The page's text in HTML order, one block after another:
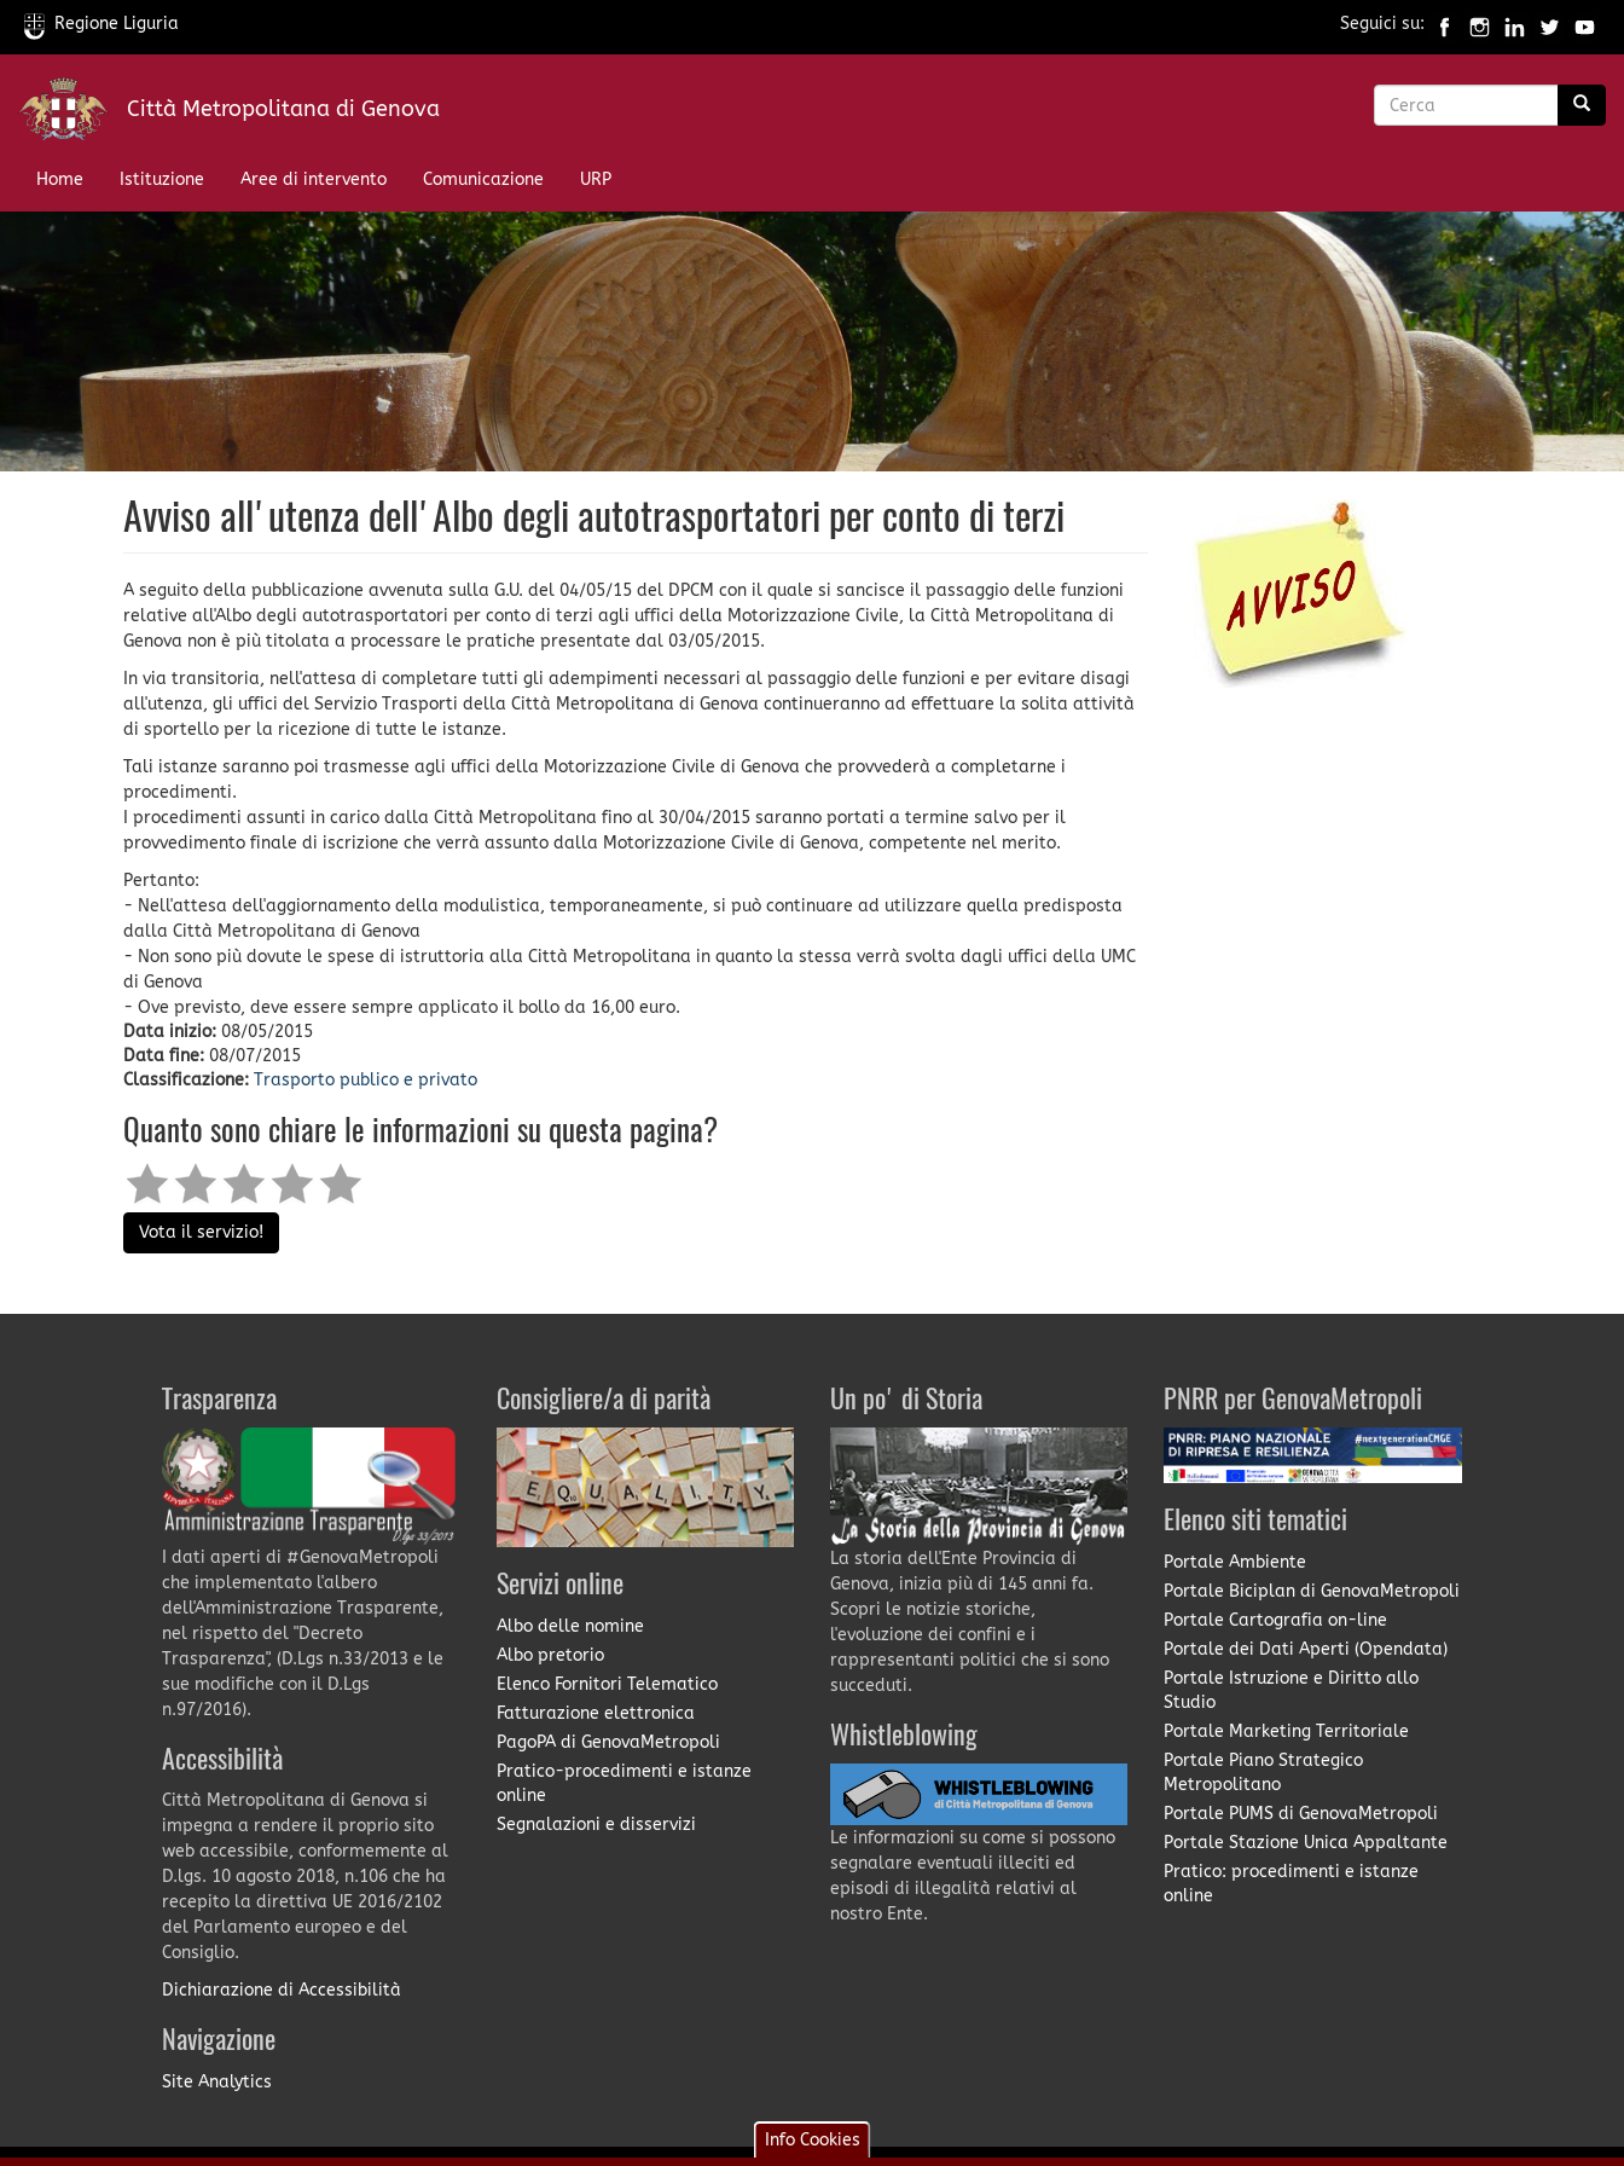
Salta
contenuto
Regione Liguria Seguici su:
Città Metropolitana di Genova
Form
Home
Istituzione Aree di intervento Comunicazione URP
Avviso all'utenza dell'Albo degli autotrasportatori per conto di terzi
A seguito della pubblicazione avvenuta sulla G.U. del 04/05/15 del DPCM con il quale si sancisce il passaggio delle funzioni
relative all'Albo degli autotrasportatori per conto di terzi agli uffici della Motorizzazione Civile, la Città Metropolitana di
Genova non è più titolata a processare le pratiche presentate dal 03/05/2015.
In via transitoria, nell'attesa di completare tutti gli adempimenti necessari al passaggio delle funzioni e per evitare disagi
all'utenza, gli uffici del Servizio Trasporti della Città Metropolitana di Genova continueranno ad effettuare la solita attività
di sportello per la ricezione di tutte le istanze.
Tali istanze saranno poi trasmesse agli uffici della Motorizzazione Civile di Genova che provvederà a completarne i
procedimenti.
I procedimenti assunti in carico dalla Città Metropolitana fino al 30/04/2015 saranno portati a termine salvo per il
provvedimento finale di iscrizione che verrà assunto dalla Motorizzazione Civile di Genova, competente nel merito.
Pertanto:
- Nell'attesa dell'aggiornamento della modulistica, temporaneamente, si può continuare ad utilizzare quella predisposta
dalla Città Metropolitana di Genova
- Non sono più dovute le spese di istruttoria alla Città Metropolitana in quanto la stessa verrà svolta dagli uffici della UMC
di Genova
- Ove previsto, deve essere sempre applicato il bollo da 16,00 euro.
Data inizio: 08/05/2015
Data fine: 08/07/2015
Classificazione: Trasporto publico e privato
Quanto sono chiare le informazioni su questa pagina?
Vota il servizio!
Trasparenza
I dati aperti di #GenovaMetropoli
che implementato l'albero
dell'Amministrazione Trasparente,
nel rispetto del "Decreto
Trasparenza", (D.Lgs n.33/2013 e le
sue modifiche con il D.Lgs
n.97/2016).
Accessibilità
Città Metropolitana di Genova si
impegna a rendere il proprio sito
web accessibile, conformemente al
D.lgs. 10 agosto 2018, n.106 che ha
recepito la direttiva UE 2016/2102
del Parlamento europeo e del
Consiglio.
Dichiarazione di Accessibilità
Navigazione
Site Analytics
Consigliere/a di parità
Servizi online
Albo delle nomine
Albo pretorio
Elenco Fornitori Telematico
Fatturazione elettronica
PagoPA di GenovaMetropoli
Pratico-procedimenti e istanze
online
Segnalazioni e disservizi
Un po' di Storia
La storia dell'Ente Provincia di
Genova, inizia più di 145 anni fa.
Scopri le notizie storiche,
l'evoluzione dei confini e i
rappresentanti politici che si sono
succeduti.
Whistleblowing
Le informazioni su come si possono
segnalare eventuali illeciti ed
episodi di illegalità relativi al
nostro Ente.
PNRR per GenovaMetropoli
Elenco siti tematici
Portale Ambiente
Portale Biciplan di GenovaMetropoli
Portale Cartografia on-line
Portale dei Dati Aperti (Opendata)
Portale Istruzione e Diritto allo
Studio
Portale Marketing Territoriale
Portale Piano Strategico
Metropolitano
Portale PUMS di GenovaMetropoli
Portale Stazione Unica Appaltante
Pratico: procedimenti e istanze
online
Info Cookies